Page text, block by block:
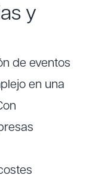
y
de eventos
en una